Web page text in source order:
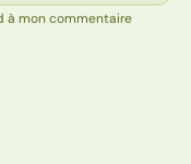
à mon commentaire